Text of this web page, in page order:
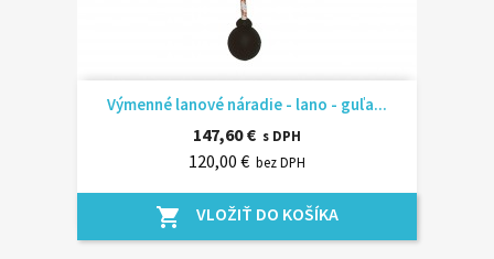
Výmenné lanové náradie - lano - guľa...
147,60 € s DPH
120,00 € bez DPH
shopping_cart VLOŽIŤ DO KOŠÍKA